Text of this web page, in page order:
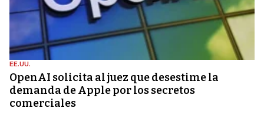
EE.UU.
OpenAI solicita al juez que desestime la
demanda de Apple por los secretos
comerciales